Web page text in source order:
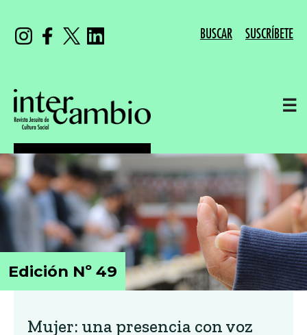
BUSCAR SUSCRÍBETE
☰
Edición Nº 49
Mujer: una presencia con voz